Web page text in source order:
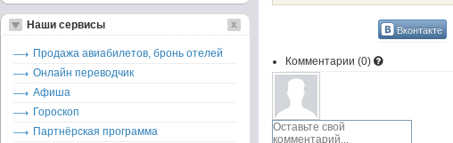
Вконтакте
Комментарии (0)
Наши сервисы
Продажа авиабилетов, бронь отелей
Онлайн переводчик
Афиша
Гороскоп
Партнёрская программа